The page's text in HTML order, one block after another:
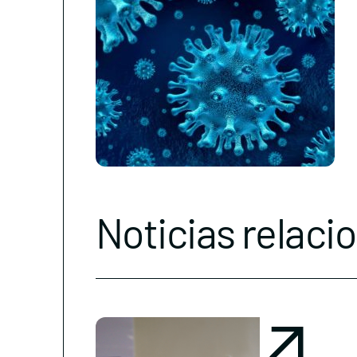
Noticias